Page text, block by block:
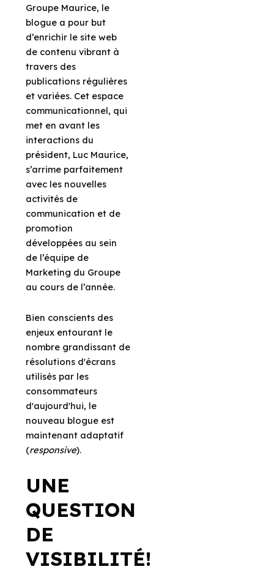
Groupe Maurice, le
blogue a pour but
d’enrichir le site web
de contenu vibrant à
travers des
publications régulières
et variées. Cet espace
communicationnel, qui
met en avant les
interactions du
président, Luc Maurice,
s’arrime parfaitement
avec les nouvelles
activités de
communication et de
promotion
développées au sein
de l’équipe de
Marketing du Groupe
au cours de l’année.
Bien conscients des
enjeux entourant le
nombre grandissant de
résolutions d'écrans
utilisés par les
consommateurs
d'aujourd'hui, le
nouveau blogue est
maintenant adaptatif
(responsive).
UNE
QUESTION
DE
VISIBILITÉ!